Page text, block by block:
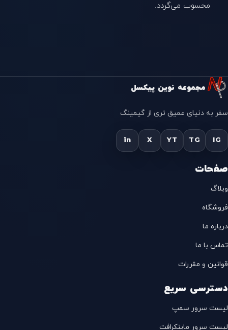
محسوب می‌گردد.
مجموعه نوین پیکسل
سفر به دنیای عمیق تری از گیمینگ
IG
TG
YT
X
in
صفحات
وبلاگ
فروشگاه
درباره ما
تماس با ما
قوانین و مقررات
دسترسی سریع
لیست سرور سمپ
لیست سرور ماینکرافت